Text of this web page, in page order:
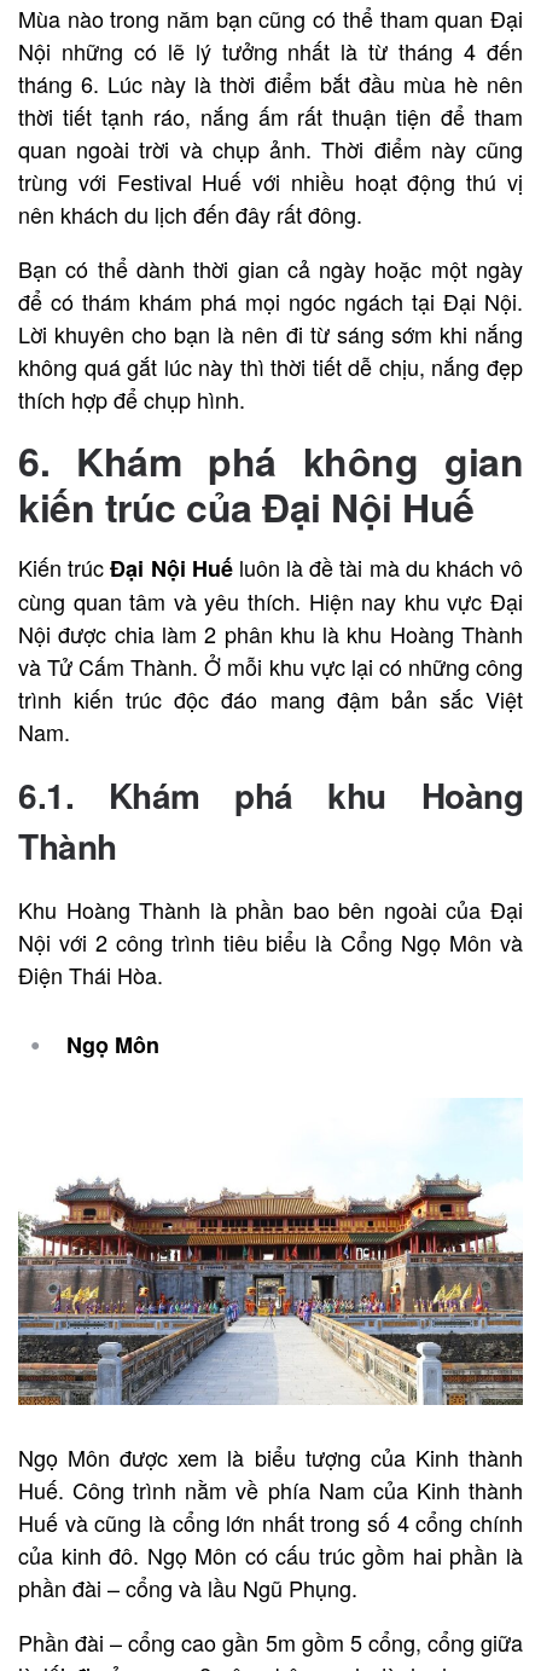
Mùa nào trong năm bạn cũng có thể tham quan Đại
Nội những có lẽ lý tưởng nhất là từ tháng 4 đến
tháng 6. Lúc này là thời điểm bắt đầu mùa hè nên
thời tiết tạnh ráo, nắng ấm rất thuận tiện để tham
quan ngoài trời và chụp ảnh. Thời điểm này cũng
trùng với Festival Huế với nhiều hoạt động thú vị
nên khách du lịch đến đây rất đông.
Bạn có thể dành thời gian cả ngày hoặc một ngày
để có thám khám phá mọi ngóc ngách tại Đại Nội.
Lời khuyên cho bạn là nên đi từ sáng sớm khi nắng
không quá gắt lúc này thì thời tiết dễ chịu, nắng đẹp
thích hợp để chụp hình.
6. Khám phá không gian
kiến trúc của Đại Nội Huế
Kiến trúcĐại Nội Huếluôn là đề tài mà du khách vô
cùng quan tâm và yêu thích. Hiện nay khu vực Đại
Nội được chia làm 2 phân khu là khu Hoàng Thành
và Tử Cấm Thành. Ở mỗi khu vực lại có những công
trình kiến trúc độc đáo mang đậm bản sắc Việt
Nam.
6.1. Khám phá khu Hoàng
Thành
Khu Hoàng Thành là phần bao bên ngoài của Đại
Nội với 2 công trình tiêu biểu là Cổng Ngọ Môn và
Điện Thái Hòa.
Ngọ Môn
Ngọ Môn được xem là biểu tượng của Kinh thành
Huế. Công trình nằm về phía Nam của Kinh thành
Huế và cũng là cổng lớn nhất trong số 4 cổng chính
của kinh đô. Ngọ Môn có cấu trúc gồm hai phần là
phần đài – cổng và lầu Ngũ Phụng.
Phần đài – cổng cao gần 5m gồm 5 cổng, cổng giữa